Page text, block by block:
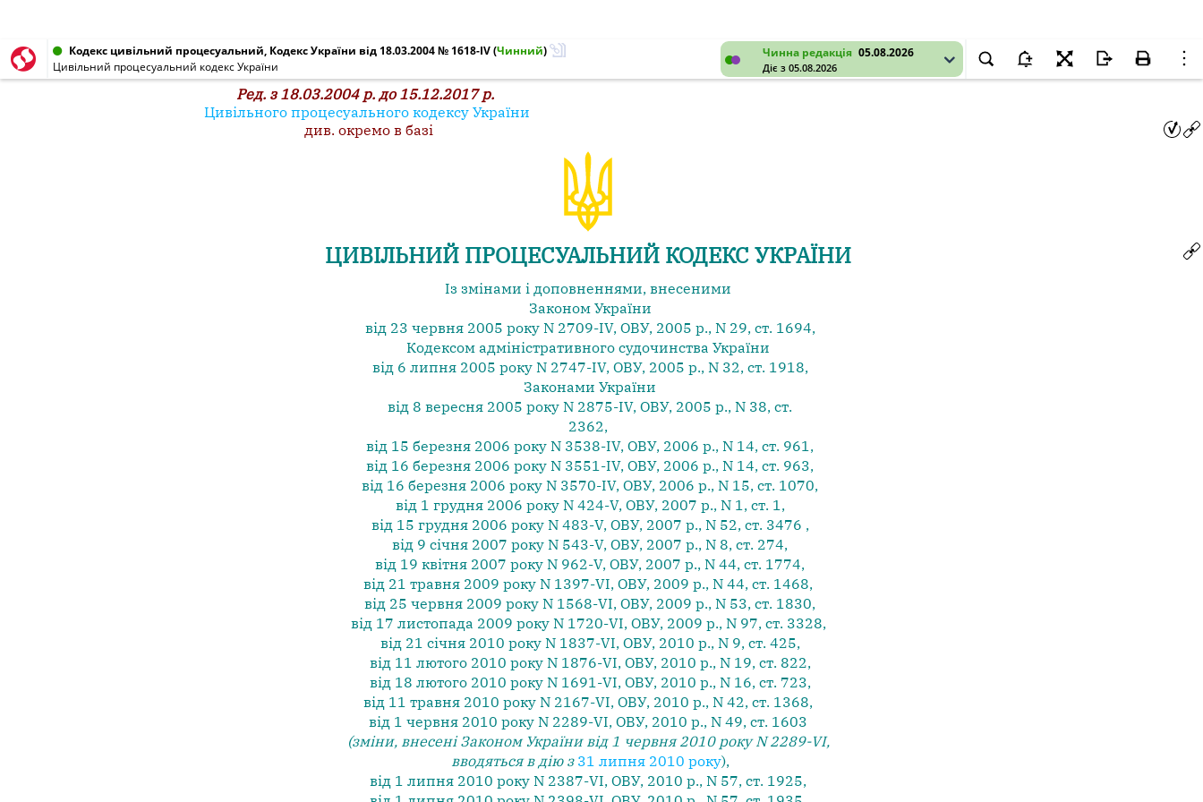
Чинна редакція 05.08.2026
Діє з 05.08.2026
Кодекс цивільний процесуальний, Кодекс України від 18.03.2004 № 1618-IV(Чинний)
Цивільний процесуальний кодекс України